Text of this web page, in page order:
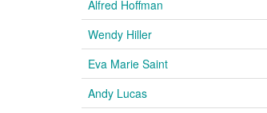
Alfred Hoffman
Wendy Hiller
Eva Marie Saint
Andy Lucas